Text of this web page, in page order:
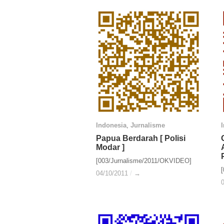
Indonesia, Jurnalisme
Papua Berdarah [ Polisi
Modar ]
[003/Jurnalisme/2011/OKVIDEO]
04/10/2011 / →
Indonesia Jurnalisme
Papua Berdarah [ Polisi
Modar ]
04/10/2011 / →